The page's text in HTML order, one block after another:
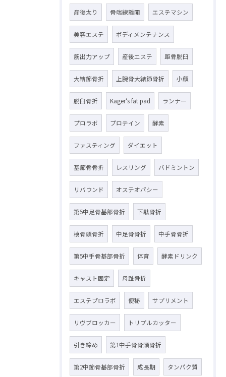
産後太り 骨端線離開 エステマシン
美容エステ ボディメンテナンス
筋出力アップ 産後エステ 距骨脱臼
大結節骨折 上腕骨大結節骨折 小顔
脱臼骨折 Kager‘s fat pad ランナー
プロラボ プロテイン 酵素
ファスティング ダイエット
基節骨骨折 レスリング バドミントン
リバウンド オステオパシー
第5中足骨基部骨折 下駄骨折
橈骨頭骨折 中足骨骨折 中手骨骨折
第5中手骨基部骨折 体育 酵素ドリンク
キャスト固定 母趾骨折
エステプロラボ 便秘 サプリメント
リヴブロッカー トリプルカッター
引き締め 第1中手骨骨頭骨折
第2中節骨基部骨折 成長期 タンパク質